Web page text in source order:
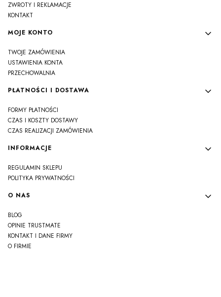
ZWROTY I REKLAMACJE
KONTAKT
MOJE KONTO
TWOJE ZAMÓWIENIA
USTAWIENIA KONTA
PRZECHOWALNIA
PŁATNOŚCI I DOSTAWA
FORMY PŁATNOŚCI
CZAS I KOSZTY DOSTAWY
CZAS REALIZACJI ZAMÓWIENIA
INFORMACJE
REGULAMIN SKLEPU
POLITYKA PRYWATNOŚCI
O NAS
BLOG
OPINIE TRUSTMATE
KONTAKT I DANE FIRMY
O FIRMIE